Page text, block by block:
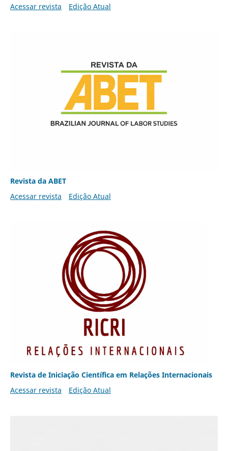
Acessar revista Edição Atual
Revista da ABET
Acessar revista
Edição Atual
Revista de Iniciação Científica em Relações Internacionais
Acessar revista
Edição Atual